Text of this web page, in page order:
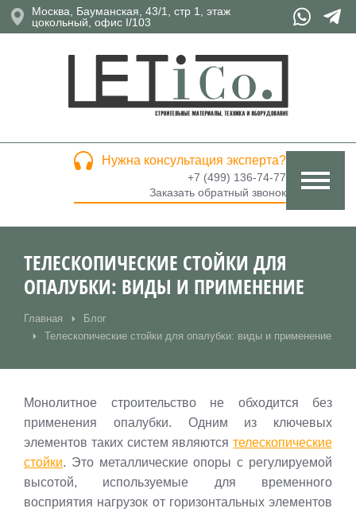
Москва, Бауманская, 43/1, стр 1, этаж
цокольный, офис I/103
Нужна консультация эксперта?
+7 (499) 136-74-77
Заказать обратный звонок
ТЕЛЕСКОПИЧЕСКИЕ СТОЙКИ ДЛЯ
ОПАЛУБКИ: ВИДЫ И ПРИМЕНЕНИЕ
Вы здесь:
Главная
Блог
Телескопические стойки для опалубки: виды и применение
Монолитное строительство не обходится без
применения опалубки. Одним из ключевых
элементов таких систем являются телескопические
стойки. Это металлические опоры с регулируемой
высотой, используемые для временного
восприятия нагрузок от горизонтальных элементов